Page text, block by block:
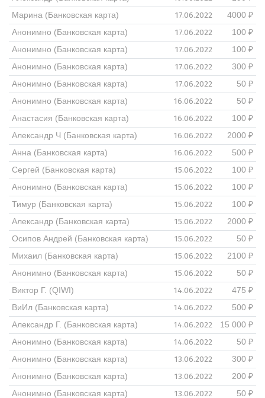
Марина (Банковская карта)
17.06.2022
4000 ₽
Анонимно (Банковская карта)
17.06.2022
100 ₽
Анонимно (Банковская карта)
17.06.2022
100 ₽
Анонимно (Банковская карта)
17.06.2022
300 ₽
Анонимно (Банковская карта)
17.06.2022
50 ₽
Анонимно (Банковская карта)
16.06.2022
50 ₽
Анастасия (Банковская карта)
16.06.2022
100 ₽
Александр Ч (Банковская карта)
16.06.2022
2000 ₽
Анна (Банковская карта)
16.06.2022
500 ₽
Сергей (Банковская карта)
15.06.2022
100 ₽
Анонимно (Банковская карта)
15.06.2022
100 ₽
Тимур (Банковская карта)
15.06.2022
100 ₽
Александр (Банковская карта)
15.06.2022
2000 ₽
Осипов Андрей (Банковская карта)
15.06.2022
50 ₽
Михаил (Банковская карта)
15.06.2022
2100 ₽
Анонимно (Банковская карта)
15.06.2022
50 ₽
Виктор Г. (QIWI)
14.06.2022
475 ₽
ВиИл (Банковская карта)
14.06.2022
500 ₽
Александр Г. (Банковская карта)
14.06.2022
15 000 ₽
Анонимно (Банковская карта)
14.06.2022
50 ₽
Анонимно (Банковская карта)
13.06.2022
300 ₽
Анонимно (Банковская карта)
13.06.2022
200 ₽
Анонимно (Банковская карта)
13.06.2022
50 ₽